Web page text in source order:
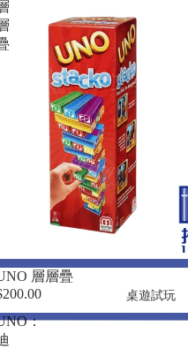
桌遊試玩
層層疊
：